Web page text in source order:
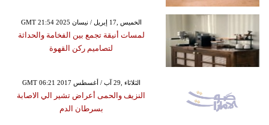
GMT 21:54 2025 الخميس ,17 إبريل / نيسان
لمسات أنيقة تجمع بين الفخامة والحداثة
لتصاميم ركن القهوة
GMT 06:21 2017 الثلاثاء ,29 آب / أغسطس
النزيف والحمى أعراض تشير الي الاصابة
بسرطان الدم